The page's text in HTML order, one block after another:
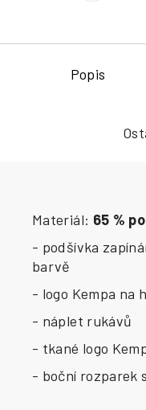
Popis
Materiál: 65 %
- podšívka
barvě
- logo Kempa na
- náplet rukávů
- tkané logo
- boční rozparek